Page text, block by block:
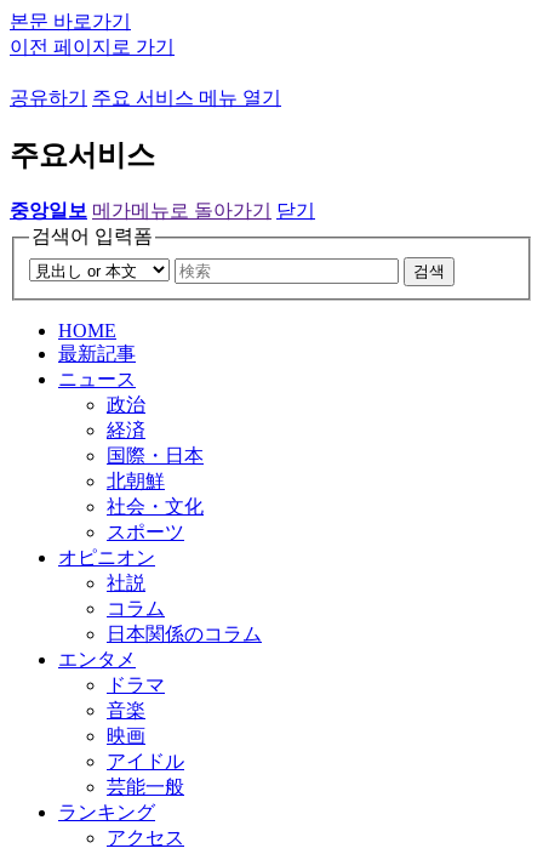
본문 바로가기
이전 페이지로 가기
공유하기 주요 서비스 메뉴 열기
주요서비스
중앙일보 메가메뉴로 돌아가기
닫기
검색어 입력폼
검색
HOME
最新記事
ニュース
政治
経済
国際・日本
北朝鮮
社会・文化
スポーツ
オピニオン
社説
コラム
日本関係のコラム
エンタメ
ドラマ
音楽
映画
アイドル
芸能一般
ランキング
アクセス